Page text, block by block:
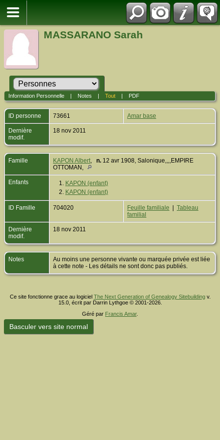
MASSARANO Sarah
Information Personnelle| Notes Tout| PDF
ID personne 73661 Amar base
Dernière
modif.
18 nov 2011
Famille KAPON Albert, n. 12 avr 1908, Salonique,,,,EMPIRE
OTTOMAN,
Enfants 1. KAPON (enfant)
2. KAPON (enfant)
ID Famille 704020 Feuille familiale
Tableau
familial
Dernière
modif.
18 nov 2011
Notes
Au moins une personne vivante ou marquée privée est liée
à cette note - Les détails ne sont donc pas publiés.
Ce site fonctionne grace au logiciel The Next Generation of Genealogy Sitebuildingv.
15.0, écrit par Darrin Lythgoe © 2001-2026.
Géré par Francis Amar.
Basculer vers site normal